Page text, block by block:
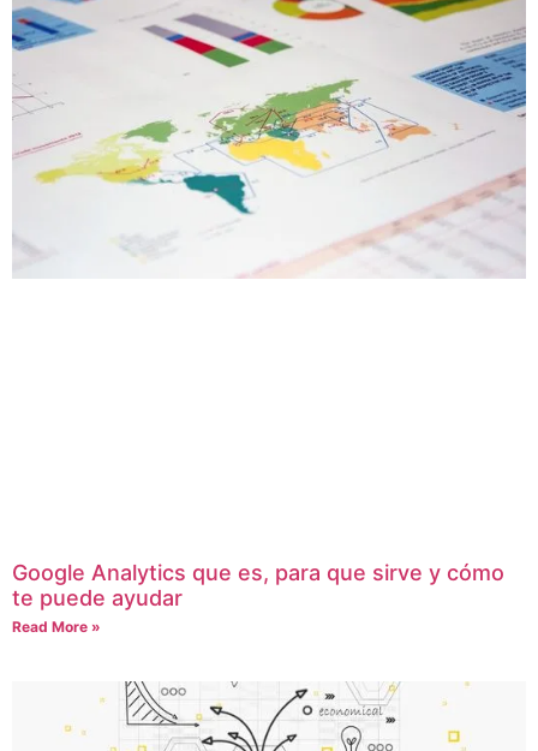
Google Analytics que es, para que sirve y cómo
te puede ayudar
Read More »